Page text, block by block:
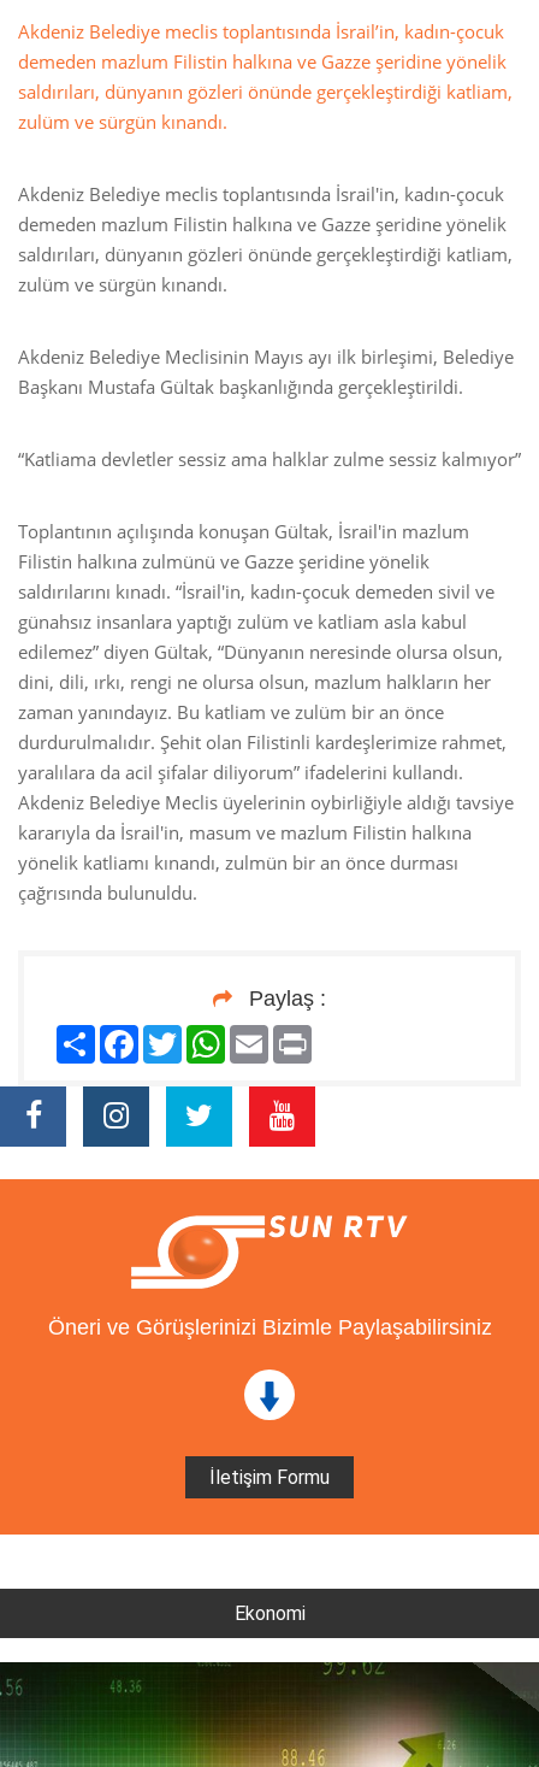
Akdeniz Belediye meclis toplantısında İsrail’in, kadın-çocuk
demeden mazlum Filistin halkına ve Gazze şeridine yönelik
saldırıları, dünyanın gözleri önünde gerçekleştirdiği katliam,
zulüm ve sürgün kınandı.
Akdeniz Belediye meclis toplantısında İsrail'in, kadın-çocuk
demeden mazlum Filistin halkına ve Gazze şeridine yönelik
saldırıları, dünyanın gözleri önünde gerçekleştirdiği katliam,
zulüm ve sürgün kınandı.
Akdeniz Belediye Meclisinin Mayıs ayı ilk birleşimi, Belediye
Başkanı Mustafa Gültak başkanlığında gerçekleştirildi.
“Katliama devletler sessiz ama halklar zulme sessiz kalmıyor”
Toplantının açılışında konuşan Gültak, İsrail'in mazlum
Filistin halkına zulmünü ve Gazze şeridine yönelik
saldırılarını kınadı. “İsrail'in, kadın-çocuk demeden sivil ve
günahsız insanlara yaptığı zulüm ve katliam asla kabul
edilemez” diyen Gültak, “Dünyanın neresinde olursa olsun,
dini, dili, ırkı, rengi ne olursa olsun, mazlum halkların her
zaman yanındayız. Bu katliam ve zulüm bir an önce
durdurulmalıdır. Şehit olan Filistinli kardeşlerimize rahmet,
yaralılara da acil şifalar diliyorum” ifadelerini kullandı.
Akdeniz Belediye Meclis üyelerinin oybirliğiyle aldığı tavsiye
kararıyla da İsrail'in, masum ve mazlum Filistin halkına
yönelik katliamı kınandı, zulmün bir an önce durması
çağrısında bulunuldu.
Paylaş :
PaylaşFacebook
TwitterWhatsApp
Email
Öneri ve Görüşlerinizi Bizimle Paylaşabilirsiniz
İletişim Formu
Ekonomi